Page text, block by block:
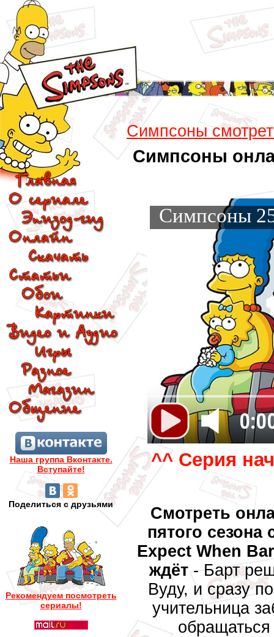
Наша группа Вконтакте.
Вступайте!
Поделиться с друзьями
Рекомендуем посмотреть
сериалы!
Симпсоны
Симпсоны
Симпсоны
^^ Серия
Смотреть
пятого
Expect When
ждёт- Барт
Вуду, и сразу
учительница